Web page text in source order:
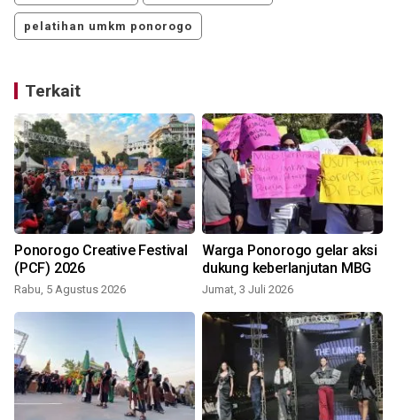
pelatihan umkm ponorogo
Terkait
Ponorogo Creative Festival
(PCF) 2026
Rabu, 5 Agustus 2026
Warga Ponorogo gelar aksi
dukung keberlanjutan MBG
Jumat, 3 Juli 2026